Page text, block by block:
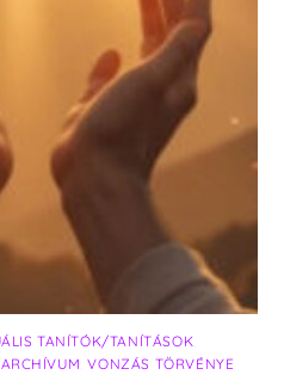
TANÍTÓK/TANÍTÁSOK
,VONZÁS TÖRVÉNYE